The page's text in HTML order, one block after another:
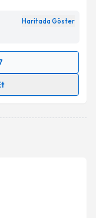
Haritada Göster
almanız için bir